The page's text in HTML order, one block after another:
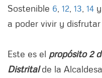
Sostenible 6 12 13 14 y
a poder vivir y
Este es el propósito 2
Distritalde la Alcaldesa